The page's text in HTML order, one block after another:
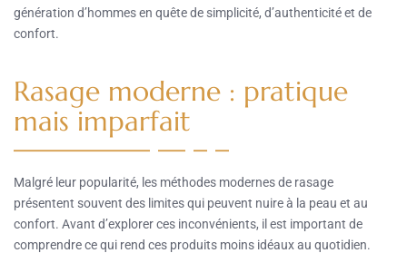
génération d’hommes en quête de simplicité, d’authenticité et de
confort.
Rasage moderne : pratique
mais imparfait
Malgré leur popularité, les méthodes modernes de rasage
présentent souvent des limites qui peuvent nuire à la peau et au
confort. Avant d’explorer ces inconvénients, il est important de
comprendre ce qui rend ces produits moins idéaux au quotidien.